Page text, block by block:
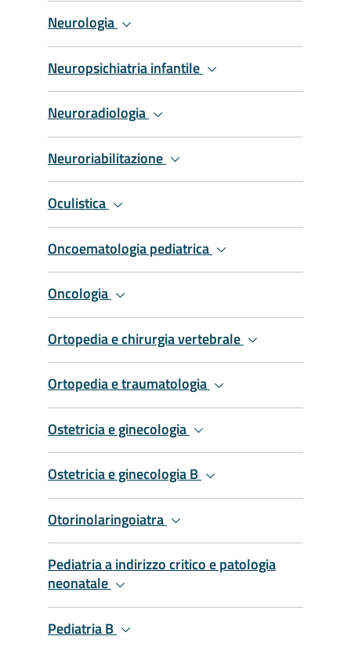
Neurologia
Neuropsichiatria infantile
Neuroradiologia
Neuroriabilitazione
Oculistica
Oncoematologia pediatrica
Oncologia
Ortopedia e chirurgia vertebrale
Ortopedia e traumatologia
Ostetricia e ginecologia
Ostetricia e ginecologia B
Otorinolaringoiatra
Pediatria a indirizzo critico e patologia
neonatale
Pediatria B